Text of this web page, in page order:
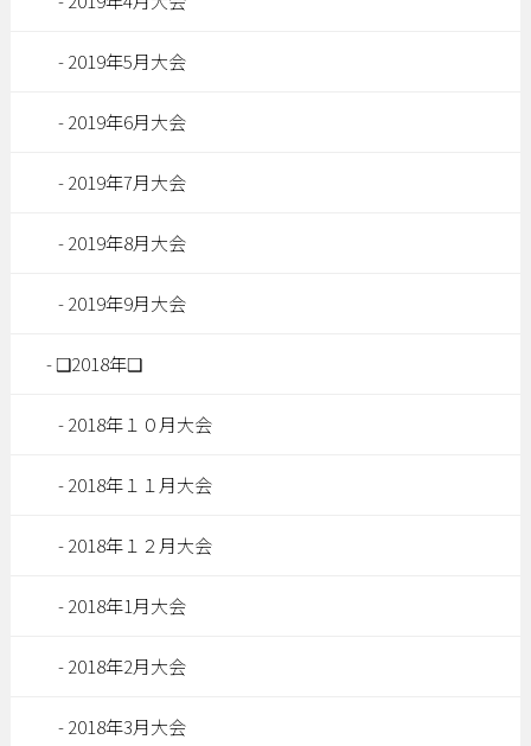
2019年5月大会
2019年6月大会
2019年7月大会
2019年8月大会
2019年9月大会
❑2018年❑
2018年１０月大会
2018年１１月大会
2018年１２月大会
2018年1月大会
2018年2月大会
2018年3月大会